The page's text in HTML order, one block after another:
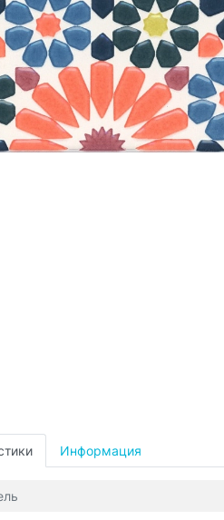
Информация